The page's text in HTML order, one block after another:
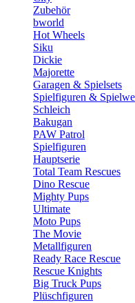
Zubehör
bworld
Hot Wheels
Siku
Dickie
Majorette
Garagen & Spielsets
Spielfiguren &
Schleich
Bakugan
PAW Patrol
Spielfiguren
Hauptserie
Total Team Rescues
Dino Rescue
Mighty Pups
Ultimate
Moto Pups
The Movie
Metallfiguren
Ready Race Rescue
Rescue Knights
Big Truck Pups
Plüschfiguren